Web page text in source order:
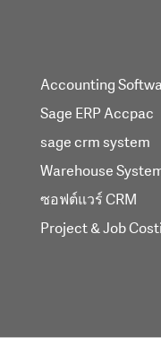
Accounting
Sage ERP Accpac
sage crm system
Warehouse
ซอฟต์แวร์ CRM
Project & Job